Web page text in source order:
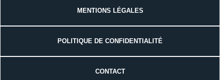
MENTIONS LÉGALES
POLITIQUE DE CONFIDENTIALITÉ
CONTACT